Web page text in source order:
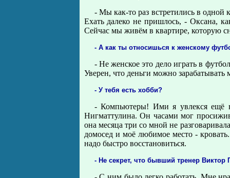
- Мы как-то раз встретились в одной
Ехать далеко не пришлось, - Оксана,
Сейчас мы живём в квартире, которую
- А как ты относишься к женскому
- Не женское это дело играть в
Уверен, что деньги можно
- У тебя есть хобби?
- Компьютеры! Ими я увлекся ещё
Нигматтулина. Он часами мог
она месяца три со мной не
домосед и моё любимое место -
надо быстро восстановиться.
- Не секрет, что бывший тренер Виктор